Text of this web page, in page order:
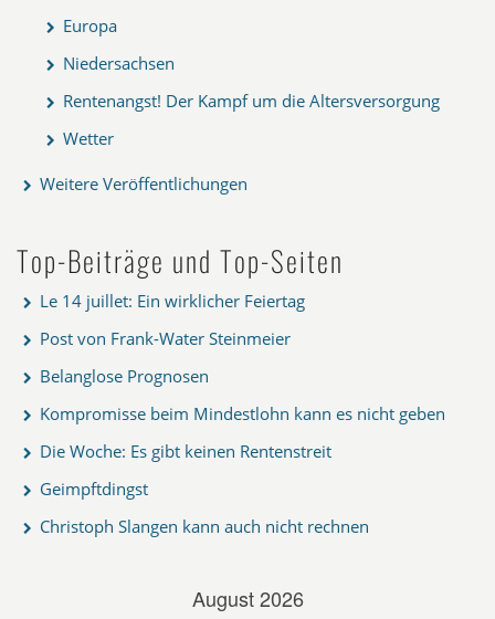
Europa
Niedersachsen
Rentenangst! Der Kampf um die Altersversorgung
Wetter
Weitere Veröffentlichungen
Top-Beiträge und Top-Seiten
Le 14 juillet: Ein wirklicher Feiertag
Post von Frank-Water Steinmeier
Belanglose Prognosen
Kompromisse beim Mindestlohn kann es nicht geben
Die Woche: Es gibt keinen Rentenstreit
Geimpftdingst
Christoph Slangen kann auch nicht rechnen
August 2026